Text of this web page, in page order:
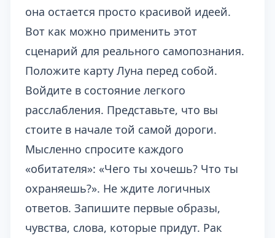
она остается просто красивой идеей.
Вот как можно применить этот
сценарий для реального самопознания.
Положите карту Луна перед собой.
Войдите в состояние легкого
расслабления. Представьте, что вы
стоите в начале той самой дороги.
Мысленно спросите каждого
«обитателя»: «Чего ты хочешь? Что ты
охраняешь?». Не ждите логичных
ответов. Запишите первые образы,
чувства, слова, которые придут. Рак